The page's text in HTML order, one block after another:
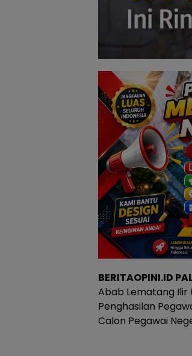
BERITAOPINI.ID
Abab Lematang
Penghasilan
Calon Pegawai